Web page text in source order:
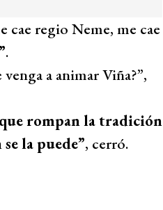
cae regio Neme, me cae
.
a animar Viña?”,
que rompan la tradición
la puede”, cerró.